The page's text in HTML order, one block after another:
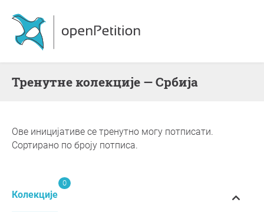
Тренутне колекције — Србија
Ове иницијативе се тренутно могу потписати.
Сортирано по броју потписа.
Колекције
0